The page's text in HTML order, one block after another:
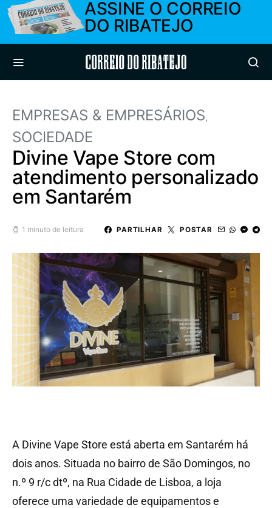
ASSINE O CORREIO
DO RIBATEJO
Correio do Ribatejo
EMPRESAS & EMPRESÁRIOS
SOCIEDADE
Divine Vape Store com
atendimento personalizado
em Santarém
1 minuto de leitura PARTILHAR POSTAR
A Divine Vape Store está aberta em Santarém há
dois anos. Situada no bairro de São Domingos, no
n.º 9 r/c dtº, na Rua Cidade de Lisboa, a loja
oferece uma variedade de equipamentos e